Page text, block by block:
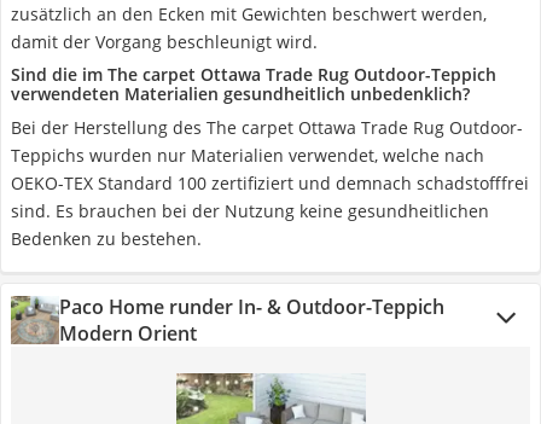
zusätzlich an den Ecken mit Gewichten beschwert werden,
damit der Vorgang beschleunigt wird.
Sind die im The carpet Ottawa Trade Rug Outdoor-Teppich
verwendeten Materialien gesundheitlich unbedenklich?
Bei der Herstellung des The carpet Ottawa Trade Rug Outdoor-
Teppichs wurden nur Materialien verwendet, welche nach
OEKO-TEX Standard 100 zertifiziert und demnach schadstofffrei
sind. Es brauchen bei der Nutzung keine gesundheitlichen
Bedenken zu bestehen.
Paco Home runder In- & Outdoor-Teppich
Modern Orient